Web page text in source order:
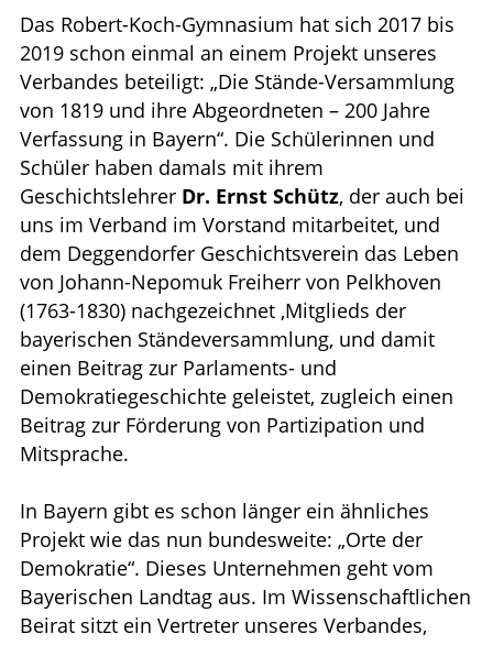
Das Robert-Koch-Gymnasium hat sich 2017 bis
2019 schon einmal an einem Projekt unseres
Verbandes beteiligt: „Die Stände-Versammlung
von 1819 und ihre Abgeordneten – 200 Jahre
Verfassung in Bayern“. Die Schülerinnen und
Schüler haben damals mit ihrem
Geschichtslehrer Dr. Ernst Schütz, der auch bei
uns im Verband im Vorstand mitarbeitet, und
dem Deggendorfer Geschichtsverein das Leben
von Johann-Nepomuk Freiherr von Pelkhoven
(1763-1830) nachgezeichnet ,Mitglieds der
bayerischen Ständeversammlung, und damit
einen Beitrag zur Parlaments- und
Demokratiegeschichte geleistet, zugleich einen
Beitrag zur Förderung von Partizipation und
Mitsprache.
In Bayern gibt es schon länger ein ähnliches
Projekt wie das nun bundesweite: „Orte der
Demokratie“. Dieses Unternehmen geht vom
Bayerischen Landtag aus. Im Wissenschaftlichen
Beirat sitzt ein Vertreter unseres Verbandes,